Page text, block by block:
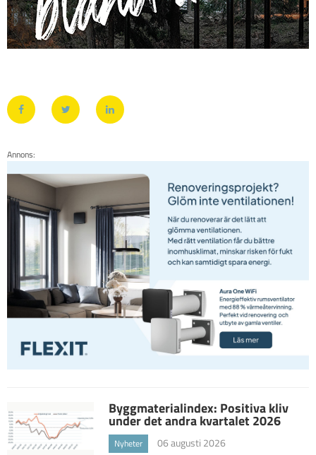
Annons:
Byggmaterialindex: Positiva kliv
under det andra kvartalet 2026
Nyheter 06 augusti 2026